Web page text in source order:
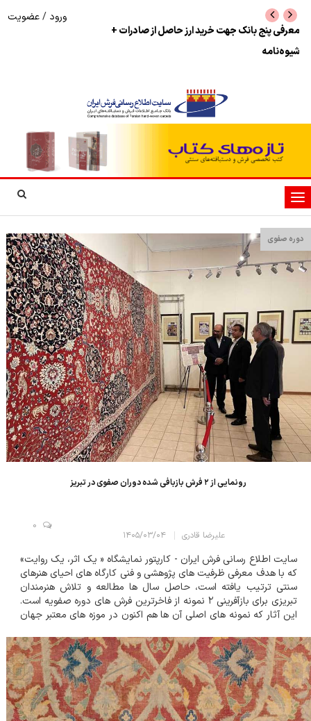
نرخ بازگشت ارز حاصل از صادرات + تکمیلی
ورود /عضویت
تغییر
وضعیت
ناوبری
دوره صفوی
رونمایی از ۲ فرش بازبافی شده دوران صفوی در تبریز
علیرضا قادری ۱۴۰۵/۰۳/۰۴
0
سایت اطلاع رسانی فرش ایران - کارپتور نمایشگاه « یک اثر، یک روایت»
که با هدف معرفی ظرفیت های پژوهشی و فنی کارگاه های احیای هنرهای
سنتی ترتیب یافته است، حاصل سال ها مطالعه و تلاش هنرمندان
تبریزی برای بازآفرینی ۲ نمونه از فاخرترین فرش های دوره صفویه است.
این آثار که نمونه های اصلی آن ها هم اکنون در موزه های معتبر جهان